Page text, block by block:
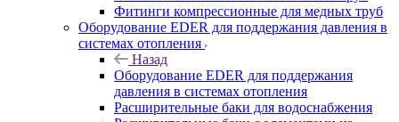
Фитинги компрессионные для медных труб
Оборудование EDER для поддержания давления в
системах отопления
Назад
Оборудование EDER для поддержания
давления в системах отопления
Расширительные баки для водоснабжения